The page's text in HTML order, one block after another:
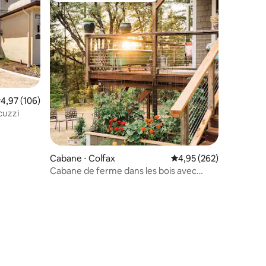
moyenne sur la base de 106 commentaires : 4,97 sur 5
4,97 (106)
Cabane ⋅ Colfax Évaluation moyenne
4,95 (262)
Cabane de ferme dans les bois avec